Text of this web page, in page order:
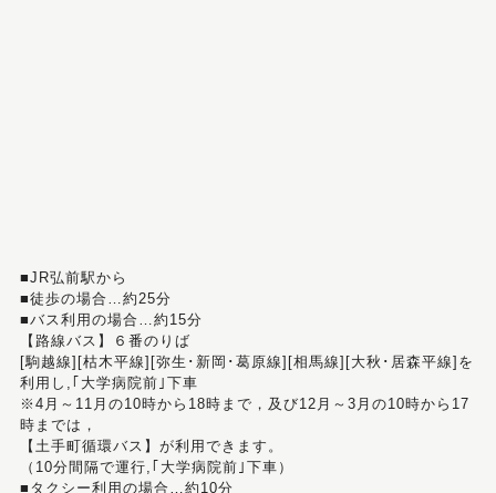
■JR弘前駅から
■徒歩の場合…約25分
■バス利用の場合…約15分
【路線バス】６番のりば
[駒越線][枯木平線][弥生･新岡･葛原線][相馬線][大秋･居森平線]を
利用し,｢大学病院前｣下車
※4月～11月の10時から18時まで，及び12月～3月の10時から17
時までは，
【土手町循環バス】が利用できます。
（10分間隔で運行,｢大学病院前｣下車）
■タクシー利用の場合…約10分